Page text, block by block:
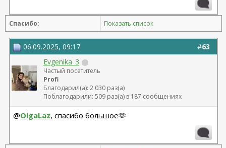
Спасибо: Показать список
#63
06.09.2025, 09:17
Evgenika_3
Частый посетитель
Profi
Благодарил(а): 2 030 раз(а)
Поблагодарили: 509 раз(а) в 187 сообщениях
@OlgaLaz, спасибо большое🫶